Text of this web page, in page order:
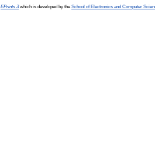
EPrints 3which is developed by the School of Electronics and Computer